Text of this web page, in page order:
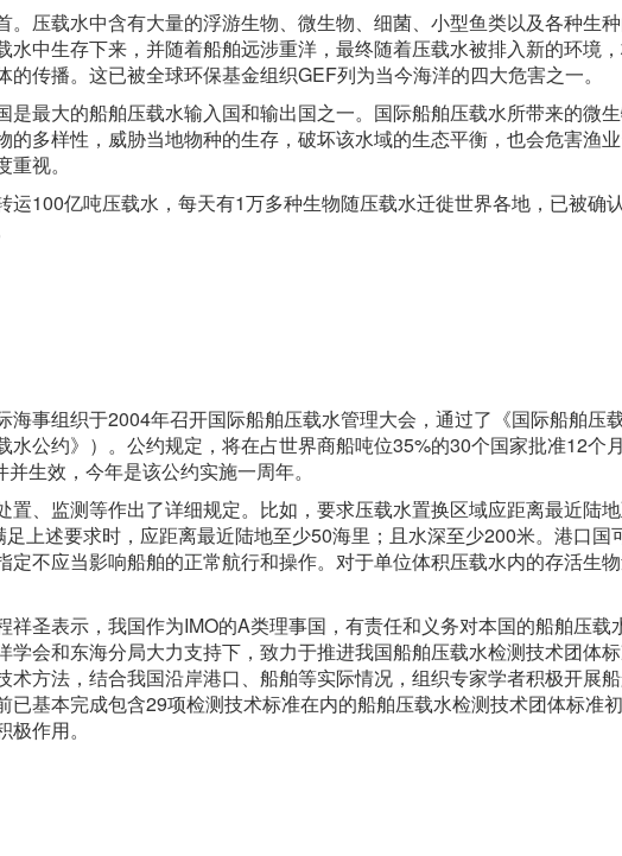
压载水中含有大量的浮游生物、微生物、细菌、小型鱼类以及各种生
水中生存下来，并随着船舶远涉重洋，最终随着压载水被排入新的环境
传播。这已被全球环保基金组织GEF列为当今海洋的四大危害之一。
最大的船舶压载水输入国和输出国之一。国际船舶压载水所带来的微
的多样性，威胁当地物种的生存，破坏该水域的生态平衡，也会危害渔
视。
100亿吨压载水，每天有1万多种生物随压载水迁徙世界各地，已被确
事组织于2004年召开国际船舶压载水管理大会，通过了《国际船舶压
水公约》）。公约规定，将在占世界商船吨位35%的30个国家批准12个
生效，今年是该公约实施一周年。
、监测等作出了详细规定。比如，要求压载水置换区域应距离最近陆
上述要求时，应距离最近陆地至少50海里；且水深至少200米。港口国
不应当影响船舶的正常航行和操作。对于单位体积压载水内的存活生
圣表示，我国作为IMO的A类理事国，有责任和义务对本国的船舶压载
学会和东海分局大力支持下，致力于推进我国船舶压载水检测技术团体
方法，结合我国沿岸港口、船舶等实际情况，组织专家学者积极开展
基本完成包含29项检测技术标准在内的船舶压载水检测技术团体标准
作用。